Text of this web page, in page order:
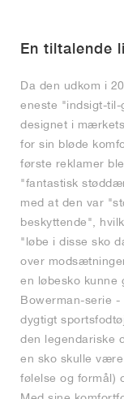
En tiltalende
Da den udkom i
eneste "indsigt-
designet i
for sin bløde
første reklamer
"fantastisk
med at den var
beskyttende",
"løbe i disse sko
over
en løbesko kunne
Bowerman-serie
dygtigt
den legendariske
en sko skulle
følelse og formål)